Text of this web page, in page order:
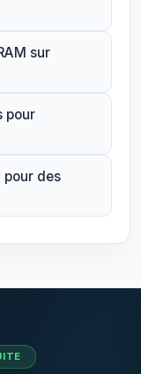
sur
pour
pour des